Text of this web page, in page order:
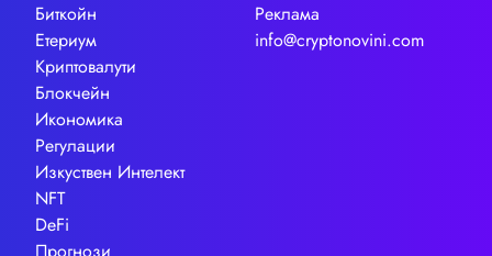
Биткойн
Етериум
Криптовалути
Блокчейн
Икономика
Регулации
Изкуствен Интелект
NFT
DeFi
Реклама
info@cryptonovini.com